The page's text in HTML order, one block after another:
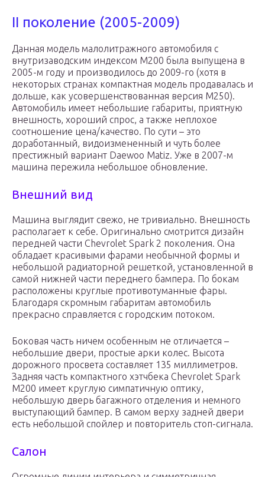
II поколение (2005-2009)
Данная модель малолитражного автомобиля c
внутризаводским индексом M200 была выпущена в
2005-м году и производилось до 2009-го (хотя в
некоторых странах компактная модель продавалась и
дольше, как усовершенствованная версия M250).
Автомобиль имеет небольшие габариты, приятную
внешность, хороший спрос, а также неплохое
соотношение цена/качество. По сути – это
доработанный, видоизмененный и чуть более
престижный вариант Daewoo Matiz. Уже в 2007-м
машина пережила небольшое обновление.
Внешний вид
Машина выглядит свежо, не тривиально. Внешность
располагает к себе. Оригинально смотрится дизайн
передней части Chevrolet Spark 2 поколения. Она
обладает красивыми фарами необычной формы и
небольшой радиаторной решеткой, установленной в
самой нижней части переднего бампера. По бокам
расположены круглые противотуманные фары.
Благодаря скромным габаритам автомобиль
прекрасно справляется с городским потоком.
Боковая часть ничем особенным не отличается –
небольшие двери, простые арки колес. Высота
дорожного просвета составляет 135 миллиметров.
Задняя часть компактного хэтчбека Chevrolet Spark
M200 имеет круглую симпатичную оптику,
небольшую дверь багажного отделения и немного
выступающий бампер. В самом верху задней двери
есть небольшой спойлер и повторитель стоп-сигнала.
Салон